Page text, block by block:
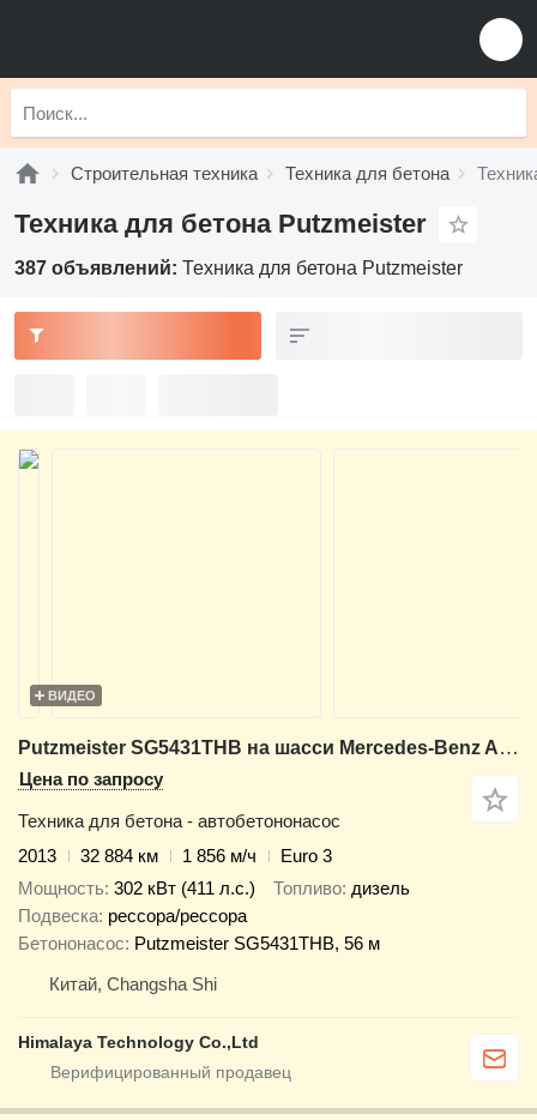
Строительная техника Техника для бетона
Техника для бетона Putzmeister
387 объявлений: Техника для бетона Putzmeister
ВИДЕО
Putzmeister SG5431THB на шасси Mercedes-Benz Actros 4141
Цена по запросу
Техника для бетона - автобетононасос
2013
32 884 км 1 856 м/ч
Euro 3
Мощность 302 кВт (411 л.с.) Топливо дизель
Подвеска рессора/рессора
Бетононасос Putzmeister SG5431THB, 56 м
Китай, Changsha Shi
Himalaya Technology Co.,Ltd